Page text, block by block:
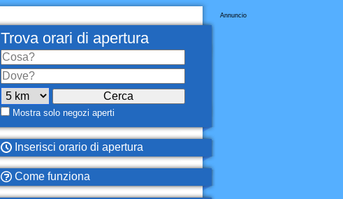
Annuncio
Trova orari di apertura
Mostra solo negozi aperti
Inserisci orario di apertura
Come funziona